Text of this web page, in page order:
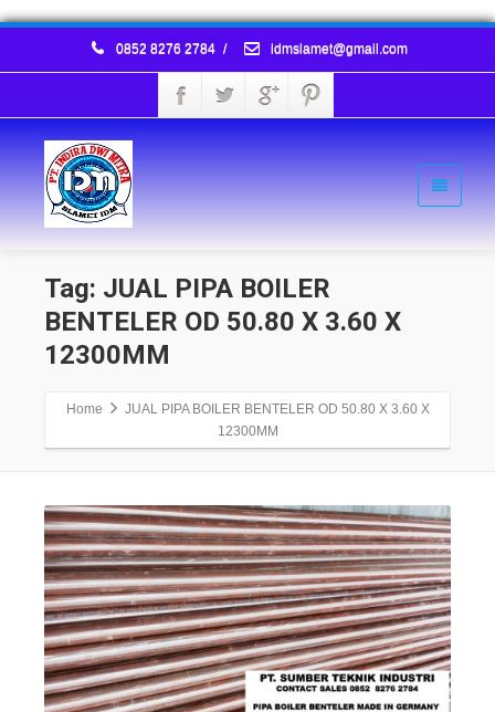
0852 8276 2784 / idmslamet@gmail.com
Tag: JUAL PIPA BOILER
BENTELER OD 50.80 X 3.60 X
12300MM
Home
JUAL PIPA BOILER BENTELER OD 50.80 X 3.60 X
12300MM